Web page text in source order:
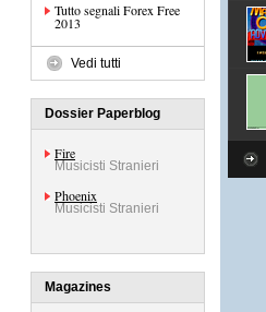
Tutto segnali Forex Free
2013
Vedi tutti
Dossier Paperblog
Fire
Musicisti Stranieri
Phoenix
Musicisti Stranieri
Magazines